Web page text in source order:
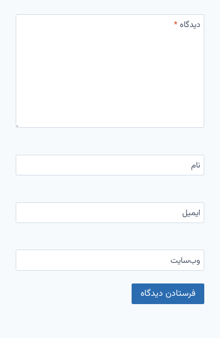
دیدگاه*
نام
ایمیل
وب‌سایت